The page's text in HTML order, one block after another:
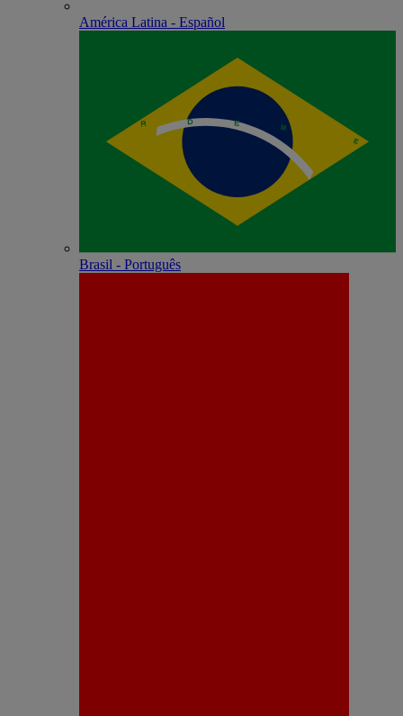
América Latina - Español
Brasil - Português